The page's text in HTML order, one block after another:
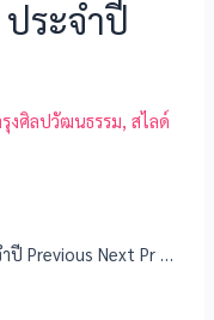
ระจำปี
งศิลปวัฒนธรรม,สไลด์
ปี Previous Next Pr …